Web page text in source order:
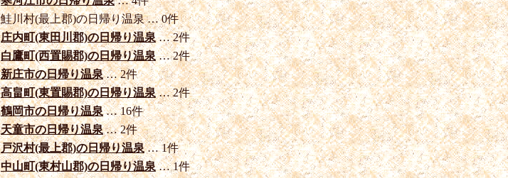
鮭川村(最上郡)の日帰り温泉 … 0件
庄内町(東田川郡)の日帰り温泉… 2件
白鷹町(西置賜郡)の日帰り温泉… 2件
新庄市の日帰り温泉… 2件
高畠町(東置賜郡)の日帰り温泉… 2件
鶴岡市の日帰り温泉… 16件
天童市の日帰り温泉… 2件
戸沢村(最上郡)の日帰り温泉… 1件
中山町(東村山郡)の日帰り温泉… 1件